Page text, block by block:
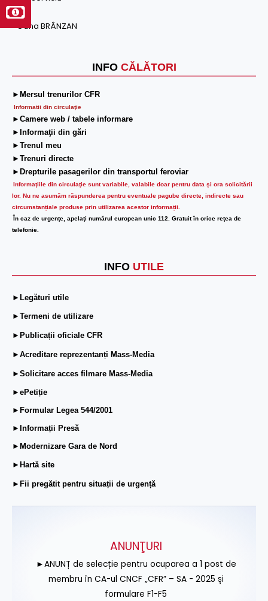
INFO CĂLĂTORI
►Mersul trenurilor CFR
Informatii din circulaţie
►Camere web / tabele informare
►Informaţii din gări
►Trenul meu
►Trenuri directe
►Drepturile pasagerilor din transportul feroviar
Informaţiile din circulaţie sunt variabile, valabile doar pentru data şi ora solicitării
lor. Nu ne asumăm răspunderea pentru eventuale pagube directe, indirecte sau
circumstanțiale produse prin utilizarea acestor informații.
În caz de urgenţe, apelaţi numărul european unic 112. Gratuit în orice reţea de
telefonie.
INFO UTILE
►Legături utile
►Termeni de utilizare
►Publicații oficiale CFR
►Acreditare reprezentanți Mass-Media
►Solicitare acces filmare Mass-Media
►ePetiție
►Formular Legea 544/2001
►Informații Presă
►Modernizare Gara de Nord
►Hartă site
►Fii pregătit pentru situații de urgență
Oana BRÂNZAN
ANUNŢURI
►ANUNȚ de selecție pentru ocuparea a 1 post de
membru în CA-ul CNCF „CFR” – SA - 2025 și
formulare F1-F5